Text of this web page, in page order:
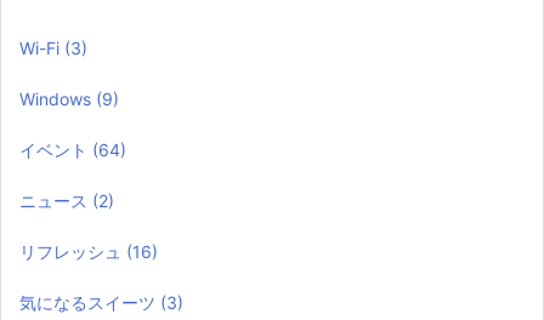
Wi-Fi (3)
Windows (9)
イベント (64)
ニュース (2)
リフレッシュ (16)
気になるスイーツ (3)